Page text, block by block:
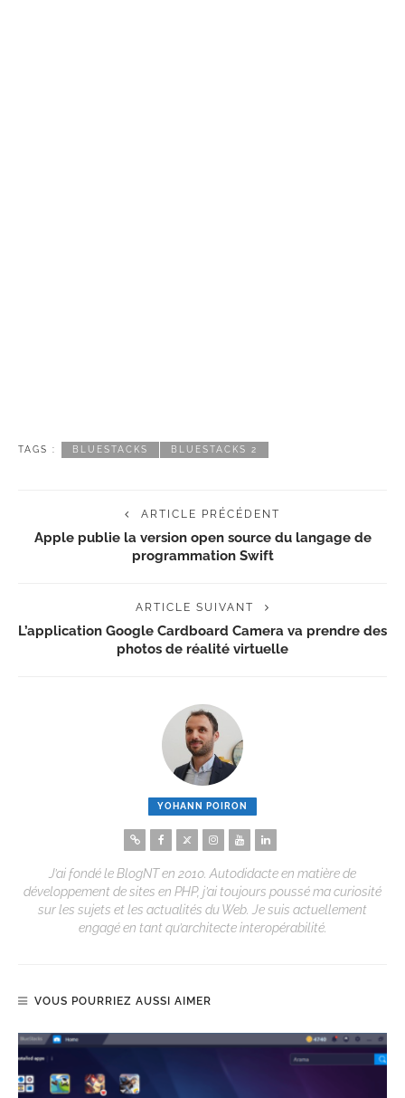
TAGS : BLUESTACKS BLUESTACKS 2
ARTICLE PRÉCÉDENT
Apple publie la version open source du langage de
programmation Swift
ARTICLE SUIVANT
L’application Google Cardboard Camera va prendre des
photos de réalité virtuelle
YOHANN POIRON
J’ai fondé le BlogNT en 2010. Autodidacte en matière de
développement de sites en PHP, j’ai toujours poussé ma curiosité
sur les sujets et les actualités du Web. Je suis actuellement
engagé en tant qu’architecte interopérabilité.
VOUS POURRIEZ AUSSI AIMER